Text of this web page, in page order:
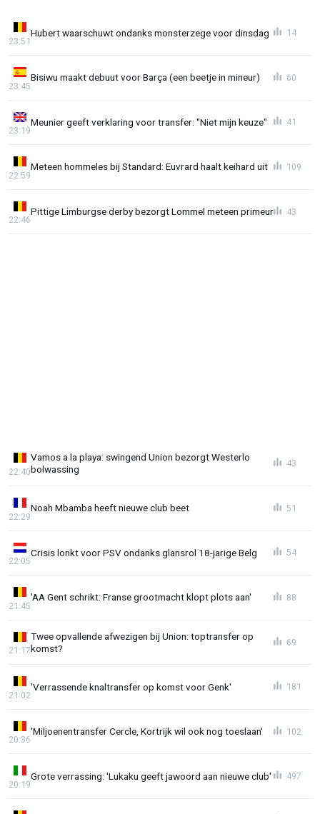
Hubert waarschuwt ondanks monsterzege voor dinsdag
23:51
14
Bisiwu maakt debuut voor Barça (een beetje in mineur)
23:45
60
Meunier geeft verklaring voor transfer: "Niet mijn keuze"
23:19
41
Meteen hommeles bij Standard: Euvrard haalt keihard uit
22:59
109
Pittige Limburgse derby bezorgt Lommel meteen primeur
22:46
43
Vamos a la playa: swingend Union bezorgt Westerlo
bolwassing
22:40
43
Noah Mbamba heeft nieuwe club beet
22:29
51
Crisis lonkt voor PSV ondanks glansrol 18-jarige Belg
22:05
54
'AA Gent schrikt: Franse grootmacht klopt plots aan'
21:45
88
Twee opvallende afwezigen bij Union: toptransfer op
komst?
21:17
69
'Verrassende knaltransfer op komst voor Genk'
21:02
181
'Miljoenentransfer Cercle, Kortrijk wil ook nog toeslaan'
20:36
102
Grote verrassing: 'Lukaku geeft jawoord aan nieuwe club'
20:19
497